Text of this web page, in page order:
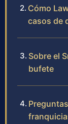
Cómo
casos de
Sobre el
bufete